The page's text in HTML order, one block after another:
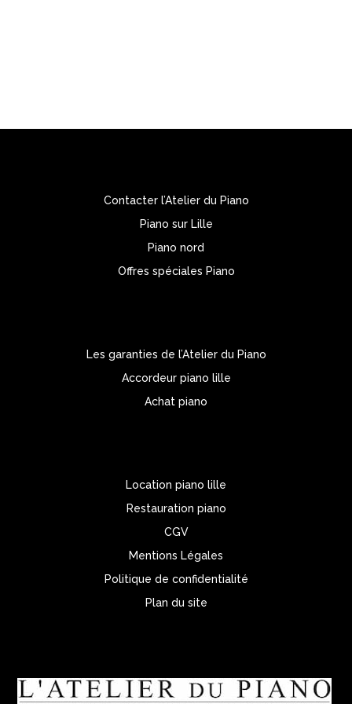
Contacter l’Atelier du Piano
Piano sur Lille
Piano nord
Offres spéciales Piano
Les garanties de l’Atelier du Piano
Accordeur piano lille
Achat piano
Location piano lille
Restauration piano
CGV
Mentions Légales
Politique de confidentialité
Plan du site